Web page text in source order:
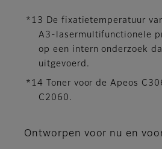
*13 De fixatietemperatuur
A3-lasermultifunctionele
op een intern onderzoek
uitgevoerd.
*14 Toner voor de Apeos
C2060.
Ontworpen voor nu en